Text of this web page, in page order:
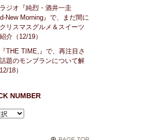
ジオ『純烈・酒井一圭
New Morning』で、まだ間に
リスマスグルメ＆スイーツ
介（12/19）
THE TIME,』で、再注目さ
題のモンブランについて解
18）
NUMBER